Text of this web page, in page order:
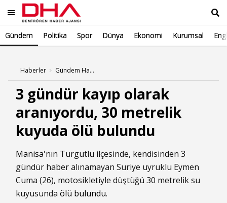
Gündem Politika Spor Dünya Ekonomi Kurumsal
Haberler Gündem Haberleri
3 gündür kayıp olarak
aranıyordu, 30 metrelik
kuyuda ölü bulundu
Manisa'nın Turgutlu ilçesinde, kendisinden 3
gündür haber alınamayan Suriye uyruklu Eymen
Cuma (26), motosikletiyle düştüğü 30 metrelik su
kuyusunda ölü bulundu.